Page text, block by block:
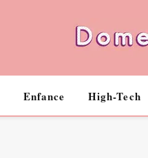
Enfance High-Tech